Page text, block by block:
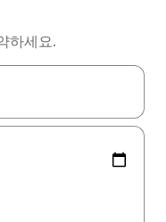
하세요.
용하거나 터치 또는 스와이